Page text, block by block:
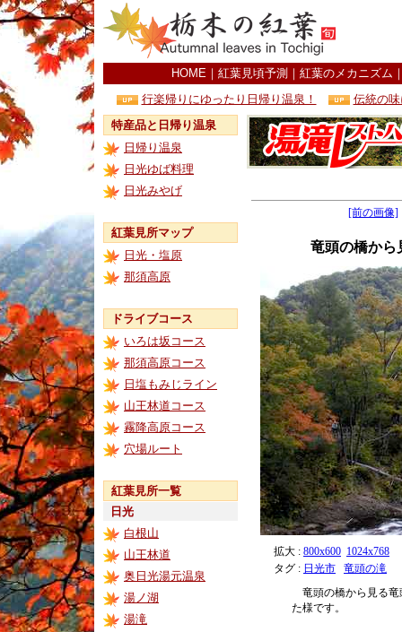
HOME ｜ 紅葉見頃予測 ｜ 紅葉のメカニズム
行楽帰りにゆったり日帰り温泉！
伝統の
特産品と日帰り温泉
日帰り温泉
日光ゆば料理
日光みやげ
紅葉見所マップ
日光・塩原
那須高原
ドライブコース
いろは坂コース
那須高原コース
日塩もみじライン
山王林道コース
霧降高原コース
穴場ルート
紅葉見所一覧
日光
白根山
山王林道
奥日光湯元温泉
湯ノ湖
湯滝
[前の画像]
竜頭の橋から
拡大 : 800x600 1024x768
タグ : 日光市
竜頭の滝
竜頭の橋から見る竜
た様です。